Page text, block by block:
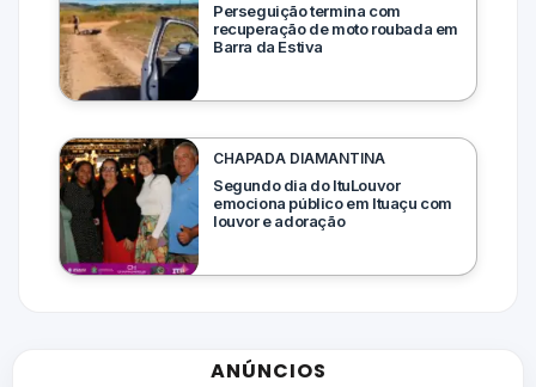
Perseguição termina com
recuperação de moto roubada em
Barra da Estiva
CHAPADA DIAMANTINA
Segundo dia do ItuLouvor
emociona público em Ituaçu com
louvor e adoração
ANÚNCIOS